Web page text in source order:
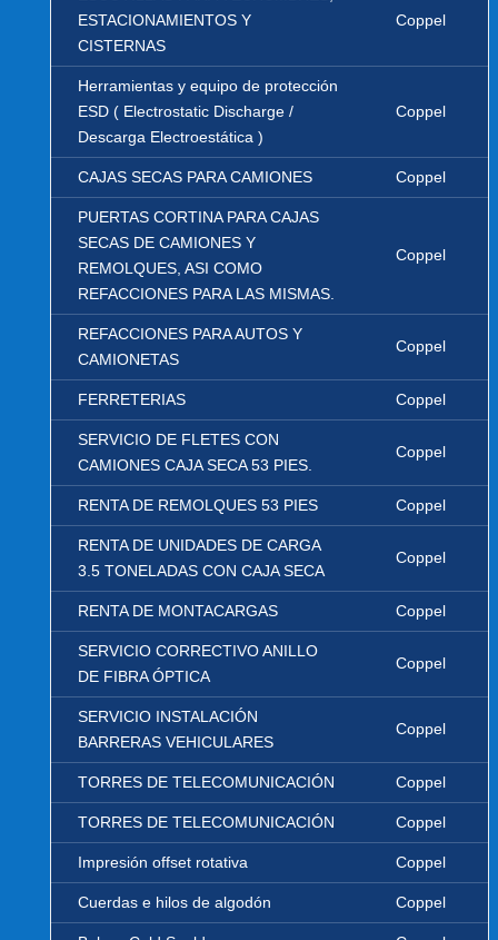
ESTACIONAMIENTOS Y
CISTERNAS
Coppel
Herramientas y equipo de protección
ESD ( Electrostatic Discharge /
Descarga Electroestática )
Coppel
CAJAS SECAS PARA CAMIONES Coppel
PUERTAS CORTINA PARA CAJAS
SECAS DE CAMIONES Y
REMOLQUES, ASI COMO
REFACCIONES PARA LAS MISMAS.
Coppel
REFACCIONES PARA AUTOS Y
CAMIONETAS
Coppel
FERRETERIAS Coppel
SERVICIO DE FLETES CON
CAMIONES CAJA SECA 53 PIES.
Coppel
RENTA DE REMOLQUES 53 PIES Coppel
RENTA DE UNIDADES DE CARGA
3.5 TONELADAS CON CAJA SECA
Coppel
RENTA DE MONTACARGAS Coppel
SERVICIO CORRECTIVO ANILLO
DE FIBRA ÓPTICA
Coppel
SERVICIO INSTALACIÓN
BARRERAS VEHICULARES
Coppel
TORRES DE TELECOMUNICACIÓN Coppel
TORRES DE TELECOMUNICACIÓN Coppel
Impresión offset rotativa Coppel
Cuerdas e hilos de algodón Coppel